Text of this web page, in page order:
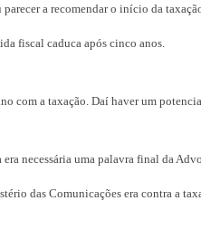
a recomendar o início da
fiscal caduca após cinco anos.
com a taxação. Daí haver um
necessária uma palavra final da
das Comunicações era contra a